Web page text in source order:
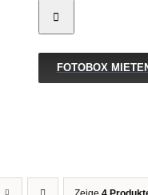
FOTOBOX